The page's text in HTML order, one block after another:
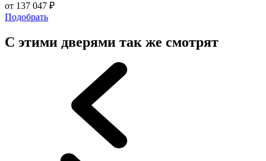
от 137 047 ₽
Подобрать
С этими дверями так же смотрят